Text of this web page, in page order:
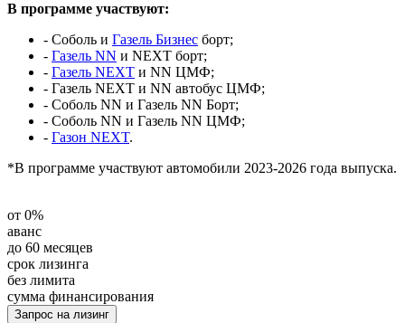
В программе участвуют:
- Соболь и Газель Бизнес борт;
- Газель NN и NEXT борт;
- Газель NEXT и NN ЦМФ;
- Газель NEXT и NN автобус ЦМФ;
- Соболь NN и Газель NN Борт;
- Соболь NN и Газель NN ЦМФ;
- Газон NEXT.
*В программе участвуют автомобили 2023-2026 года выпуска.
от 0%
аванс
до 60 месяцев
срок лизинга
без лимита
сумма финансирования
Запрос на лизинг